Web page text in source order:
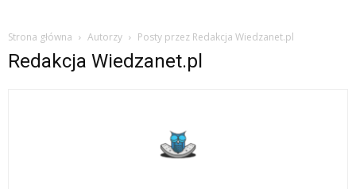
Strona główna Autorzy Posty przez Redakcja Wiedzanet.pl
Redakcja Wiedzanet.pl